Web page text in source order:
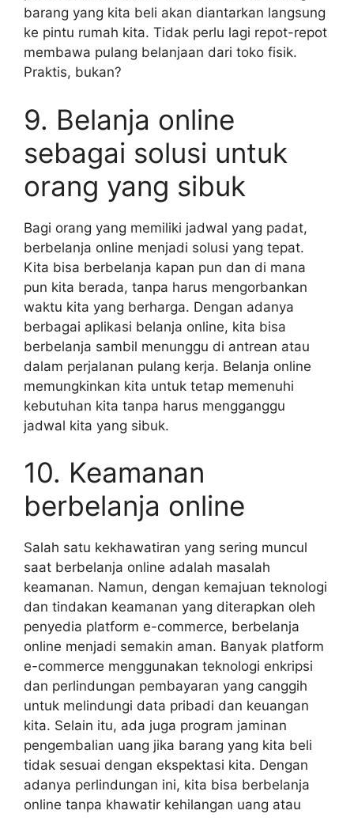
barang yang kita beli akan diantarkan langsung
ke pintu rumah kita. Tidak perlu lagi repot-repot
membawa pulang belanjaan dari toko fisik.
Praktis, bukan?
9. Belanja online
sebagai solusi untuk
orang yang sibuk
Bagi orang yang memiliki jadwal yang padat,
berbelanja online menjadi solusi yang tepat.
Kita bisa berbelanja kapan pun dan di mana
pun kita berada, tanpa harus mengorbankan
waktu kita yang berharga. Dengan adanya
berbagai aplikasi belanja online, kita bisa
berbelanja sambil menunggu di antrean atau
dalam perjalanan pulang kerja. Belanja online
memungkinkan kita untuk tetap memenuhi
kebutuhan kita tanpa harus mengganggu
jadwal kita yang sibuk.
10. Keamanan
berbelanja online
Salah satu kekhawatiran yang sering muncul
saat berbelanja online adalah masalah
keamanan. Namun, dengan kemajuan teknologi
dan tindakan keamanan yang diterapkan oleh
penyedia platform e-commerce, berbelanja
online menjadi semakin aman. Banyak platform
e-commerce menggunakan teknologi enkripsi
dan perlindungan pembayaran yang canggih
untuk melindungi data pribadi dan keuangan
kita. Selain itu, ada juga program jaminan
pengembalian uang jika barang yang kita beli
tidak sesuai dengan ekspektasi kita. Dengan
adanya perlindungan ini, kita bisa berbelanja
online tanpa khawatir kehilangan uang atau